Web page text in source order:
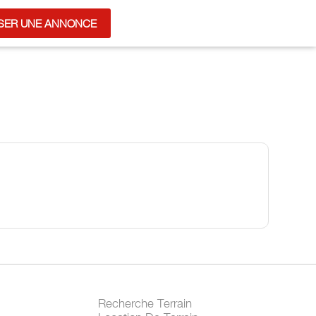
UNE ANNONCE
Recherche Terrain